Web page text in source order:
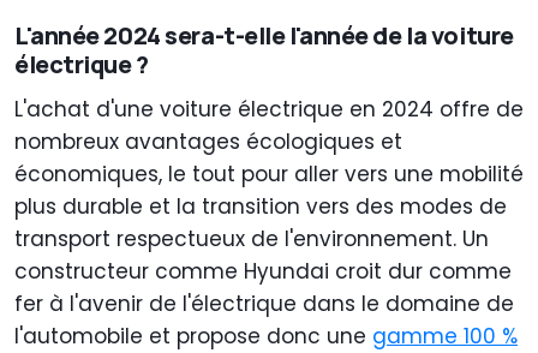
L'année 2024 sera-t-elle l'année de la voiture
électrique ?
L'achat d'une voiture électrique en 2024 offre de
nombreux avantages écologiques et
économiques, le tout pour aller vers une mobilité
plus durable et la transition vers des modes de
transport respectueux de l'environnement. Un
constructeur comme Hyundai croit dur comme
fer à l'avenir de l'électrique dans le domaine de
l'automobile et propose donc une gamme 100 %